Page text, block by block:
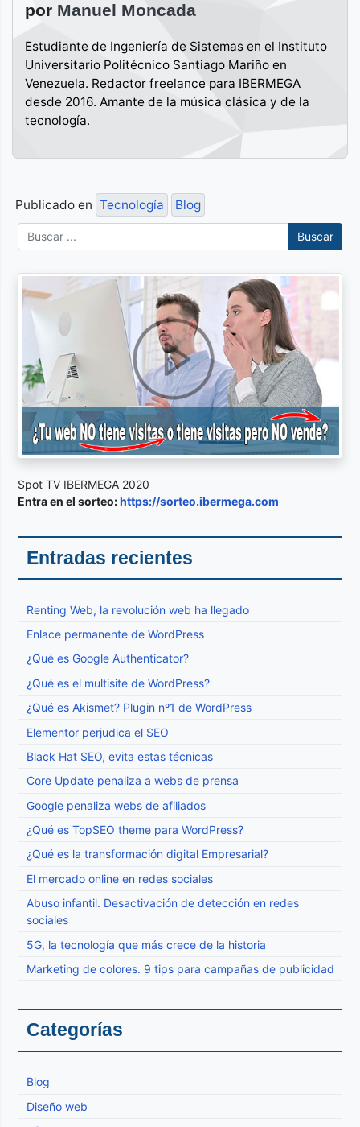
por Manuel Moncada
Estudiante de Ingeniería de Sistemas en el Instituto
Universitario Politécnico Santiago Mariño en
Venezuela. Redactor freelance para IBERMEGA
desde 2016. Amante de la música clásica y de la
tecnología.
Publicado en Tecnología Blog
Buscar
Spot TV IBERMEGA 2020
Entra en el sorteo:https://sorteo.ibermega.com
Entradas recientes
Renting Web, la revolución web ha llegado
Enlace permanente de WordPress
¿Qué es Google Authenticator?
¿Qué es el multisite de WordPress?
¿Qué es Akismet? Plugin nº1 de WordPress
Elementor perjudica el SEO
Black Hat SEO, evita estas técnicas
Core Update penaliza a webs de prensa
Google penaliza webs de afiliados
¿Qué es TopSEO theme para WordPress?
¿Qué es la transformación digital Empresarial?
El mercado online en redes sociales
Abuso infantil. Desactivación de detección en redes
sociales
5G, la tecnología que más crece de la historia
Marketing de colores. 9 tips para campañas de publicidad
Categorías
Blog
Diseño web